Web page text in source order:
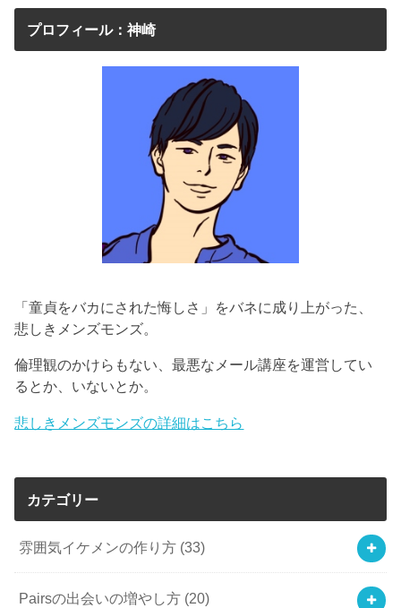
プロフィール：神崎
「童貞をバカにされた悔しさ」をバネに成り上がった、
悲しきメンズモンズ。
倫理観のかけらもない、最悪なメール講座を運営してい
るとか、いないとか。
悲しきメンズモンズの詳細はこちら
カテゴリー
雰囲気イケメンの作り方 (33)
Pairsの出会いの増やし方 (20)